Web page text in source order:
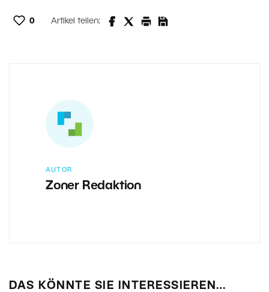
0 Artikel teilen:
AUTOR
Zoner Redaktion
DAS KÖNNTE SIE INTERESSIEREN…